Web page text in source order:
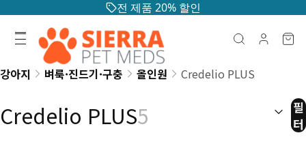
전 제품 20% 할인
강아지 벼룩·진드기·구충 올인원 Credelio PLUS
Credelio PLUS5 (선
필
터